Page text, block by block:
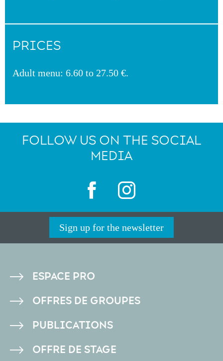
PRICES
Adult menu: 6.60 to 27.50 €.
FOLLOW US ON THE SOCIAL
MEDIA
Sign up for the newsletter
PIED
DE
ESPACE PRO
OFFRES DE GROUPES
PUBLICATIONS
OFFRE DE STAGE